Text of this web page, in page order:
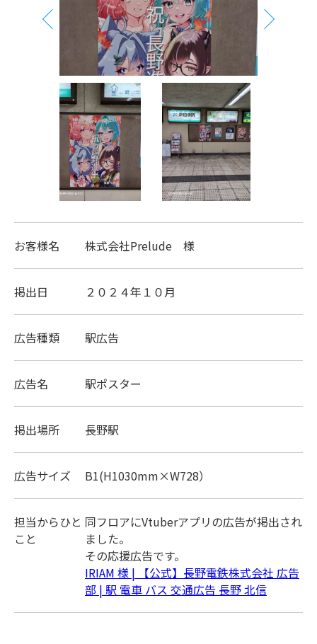
お客様名 株式会社Prelude 様
掲出日 ２０２４年１０月
広告種類 駅広告
広告名 駅ポスター
掲出場所 長野駅
広告サイズ B1(H1030mm×W728）
担当からひと
こと
同フロアにVtuberアプリの広告が掲出され
ました。
その応援広告です。
IRIAM 様 | 【公式】長野電鉄株式会社 広告
部 | 駅 電車 バス 交通広告 長野 北信
トップ
TRAIN